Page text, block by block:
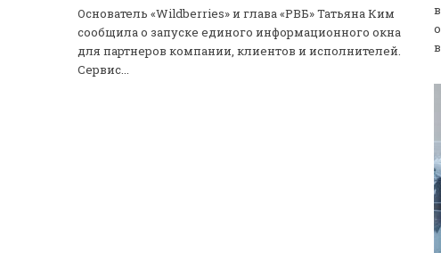
Основатель «Wildberries» и глава «РВБ» Татьяна Ким
сообщила о запуске единого информационного окна
для партнеров компании, клиентов и исполнителей.
Сервис...